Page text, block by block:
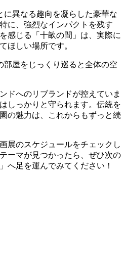
に異なる趣向を凝らした豪華な
に、強烈なインパクトを残す
感じる「十畝の間」は、実際に
ほしい場所です。
部屋をじっくり巡ると全体の空
ドへのリブランドが控えていま
しっかりと守られます。伝統を
の魅力は、これからもずっと続
展のスケジュールをチェックし
ーマが見つかったら、ぜひ次の
へ足を運んでみてください！